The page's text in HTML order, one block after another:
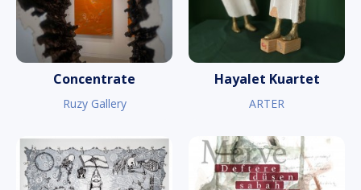
Concentrate
Ruzy Gallery
Hayalet Kuartet
ARTER